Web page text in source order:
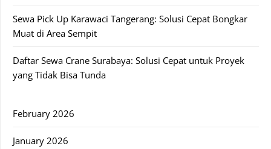
Sewa Pick Up Karawaci Tangerang: Solusi Cepat Bongkar
Muat di Area Sempit
Daftar Sewa Crane Surabaya: Solusi Cepat untuk Proyek
yang Tidak Bisa Tunda
February 2026
January 2026